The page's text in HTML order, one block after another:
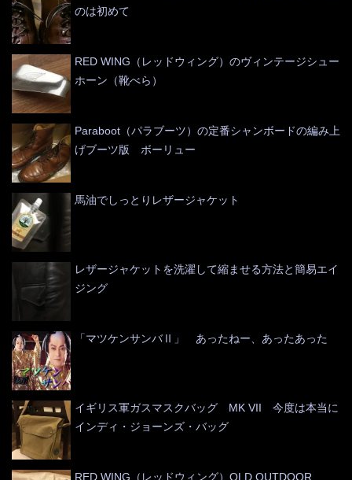
のは初めて
RED WING（レッドウィング）のヴィンテージシュー
ホーン（靴べら）
Paraboot（パラブーツ）の定番シャンボードの編み上
げブーツ版 ボーリュー
馬油でしっとりレザージャケット
レザージャケットを洗濯して縮ませる方法と簡易エイ
ジング
「マツケンサンバⅡ」 あったねー、あったあった
イギリス軍ガスマスクバッグ MK VII 今度は本当に
インディ・ジョーンズ・バッグ
RED WING（レッドウィング）OLD OUTDOOR